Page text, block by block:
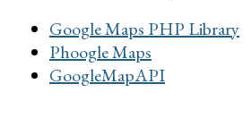
Google Maps PHP Library
Phoogle Maps
GoogleMapAPI